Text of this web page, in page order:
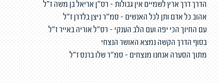
הדרך דרך ארץ לשמיים אין גבולות - רס"ן אריאל בן משה ז"ל
אהוב כל אדם ותן לכל האנשים - סמ"ר ניצן בלדרן ז"ל
עם החיוך הכי יפה ועם הלב הענקי - רס"ל אוריה באייר ז"ל
בסוף הדרך הקשה נמצא האושר הנצחי
מתוך הסערה אנחנו מנצחים - סמ"ר שלו ברנס ז"ל